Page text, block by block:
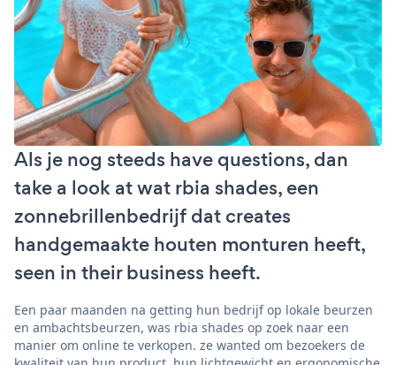
Als je nog steeds have questions, dan
take a look at wat rbia shades, een
zonnebrillenbedrijf dat creates
handgemaakte houten monturen heeft,
seen in their business heeft.
Een paar maanden na getting hun bedrijf op lokale beurzen
en ambachtsbeurzen, was rbia shades op zoek naar een
manier om online te verkopen. ze wanted om bezoekers de